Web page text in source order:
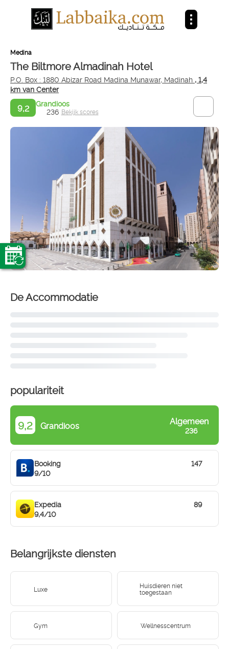
Medina
The Biltmore Almadinah Hotel
P.O. Box : 1880 Abizar Road Madina Munawar, Madinah , 1,4
km van Center
9,2
Grandioos
236 Bekijk scores
De Accommodatie
populariteit
9,2 Grandioos Algemeen
236
Booking
9/10
147
Expedia
9,4/10
89
Belangrijkste diensten
Luxe Huisdieren niet
toegestaan
Gym Wellnesscentrum